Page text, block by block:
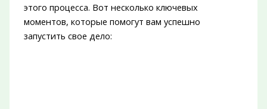
этого процесса. Вот несколько ключевых
моментов, которые помогут вам успешно
запустить свое дело: